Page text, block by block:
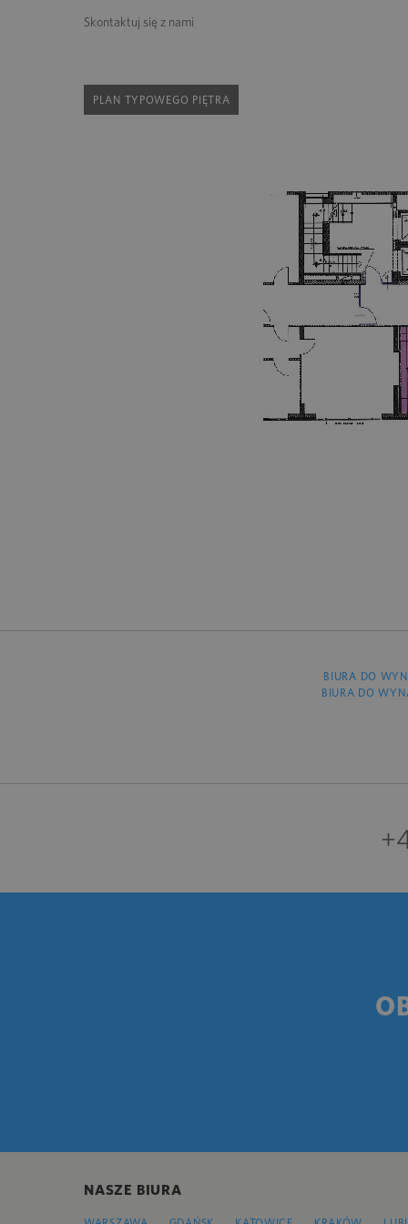
Skontaktuj się z nami
PLAN TYPOWEGO PIĘTRA
BIURA DO
BIURA DO
NASZE BIURA